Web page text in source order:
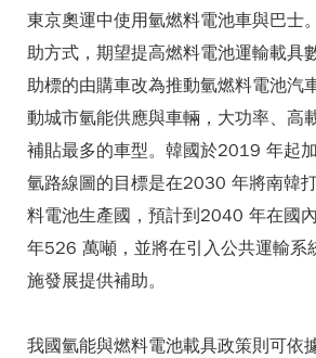
東京奧運中使用氫燃料電池車與巴士
助方式，期望提高燃料電池運輸載具
助標的由購車改為推動氫燃料電池汽
動城市氫能供應與車輛，大功率、高
補貼最多的車型。韓國於2019 年起
氫路線圖的目標是在2030 年將南韓
料電池生產國，預計到2040 年在國
年526 萬噸，並將在引入公共運輸系
施發展提供補助。
我國氫能與燃料電池載具政策則可依